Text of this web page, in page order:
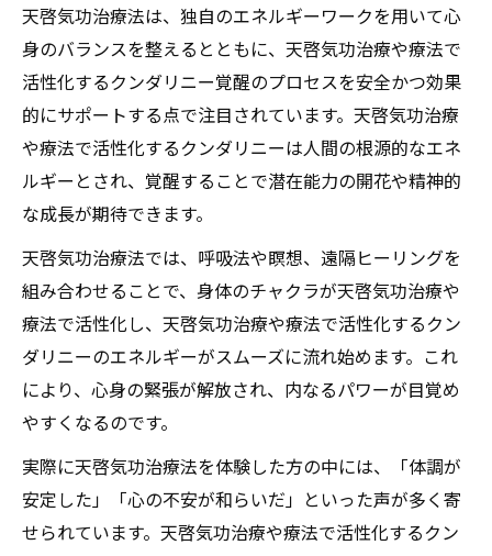
天啓気功治療法は、独自のエネルギーワークを用いて心
身のバランスを整えるとともに、天啓気功治療や療法で
活性化するクンダリニー覚醒のプロセスを安全かつ効果
的にサポートする点で注目されています。天啓気功治療
や療法で活性化するクンダリニーは人間の根源的なエネ
ルギーとされ、覚醒することで潜在能力の開花や精神的
な成長が期待できます。
天啓気功治療法では、呼吸法や瞑想、遠隔ヒーリングを
組み合わせることで、身体のチャクラが天啓気功治療や
療法で活性化し、天啓気功治療や療法で活性化するクン
ダリニーのエネルギーがスムーズに流れ始めます。これ
により、心身の緊張が解放され、内なるパワーが目覚め
やすくなるのです。
実際に天啓気功治療法を体験した方の中には、「体調が
安定した」「心の不安が和らいだ」といった声が多く寄
せられています。天啓気功治療や療法で活性化するクン